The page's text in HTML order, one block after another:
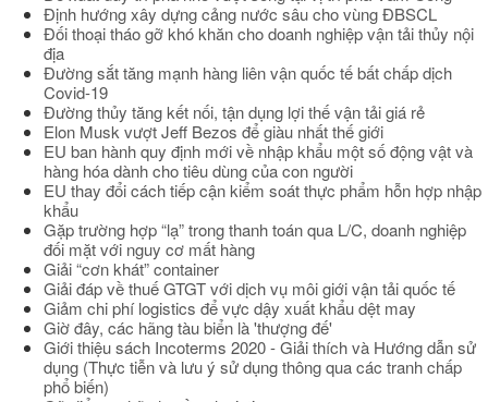
Định hướng xây dựng cảng nước sâu cho vùng ĐBSCL
Đối thoại tháo gỡ khó khăn cho doanh nghiệp vận tải thủy nội
địa
Đường sắt tăng mạnh hàng liên vận quốc tế bất chấp dịch
Covid-19
Đường thủy tăng kết nối, tận dụng lợi thế vận tải giá rẻ
Elon Musk vượt Jeff Bezos để giàu nhất thế giới
EU ban hành quy định mới về nhập khẩu một số động vật và
hàng hóa dành cho tiêu dùng của con người
EU thay đổi cách tiếp cận kiểm soát thực phẩm hỗn hợp nhập
khẩu
Gặp trường hợp “lạ” trong thanh toán qua L/C, doanh nghiệp
đối mặt với nguy cơ mất hàng
Giải “cơn khát” container
Giải đáp về thuế GTGT với dịch vụ môi giới vận tải quốc tế
Giảm chi phí logistics để vực dậy xuất khẩu dệt may
Giờ đây, các hãng tàu biển là 'thượng đế'
Giới thiệu sách Incoterms 2020 - Giải thích và Hướng dẫn sử
dụng (Thực tiễn và lưu ý sử dụng thông qua các tranh chấp
phổ biến)